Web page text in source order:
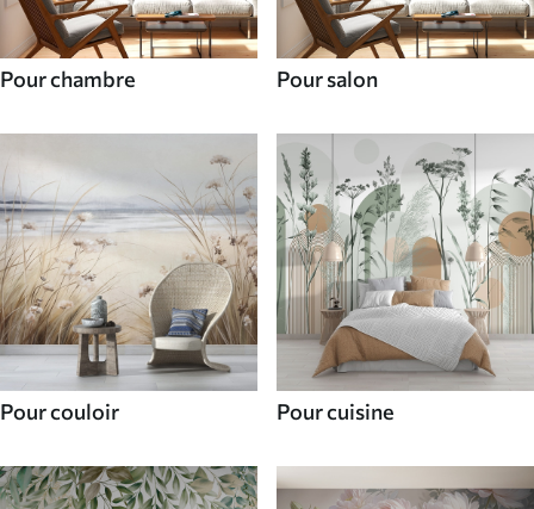
Pour chambre Pour salon
Pour couloir Pour cuisine